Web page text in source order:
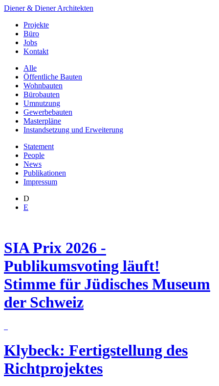
Diener & Diener Architekten
Projekte
Büro
Jobs
Kontakt
Alle
Öffentliche Bauten
Wohnbauten
Bürobauten
Umnutzung
Gewerbebauten
Masterpläne
Instandsetzung und Erweiterung
Statement
People
News
Publikationen
Impressum
D
E
SIA Prix 2026 -
Publikumsvoting läuft!
Stimme für Jüdisches Museum
der Schweiz
Klybeck: Fertigstellung des
Richtprojektes